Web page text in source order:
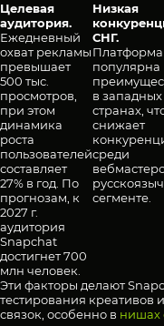
Целевая
аудитория.
Ежедневный
охват рекламы
превышает
500 тыс.
просмотров,
при этом
динамика
роста
пользователей
составляет
27% в год. По
прогнозам, к
2027 г.
аудитория
Snapchat
достигнет 700
млн человек.
Низкая
СНГ.
Платформа
популярна
в западных
странах,
снижает
среди
сегменте.
Эти факторы делают
тестирования
связок, особенно в нишах